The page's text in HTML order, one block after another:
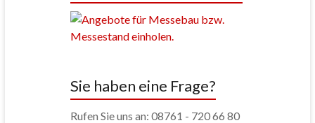
Sie haben eine Frage?
Rufen Sie uns an: 08761 - 720 66 80